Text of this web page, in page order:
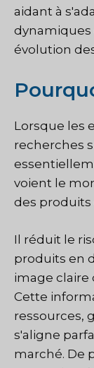
aidant à
évolution
Lorsque les
recherches
voient le
des produits
Il réduit le
produits en
image claire
Cette
ressources,
s'aligne
marché. De